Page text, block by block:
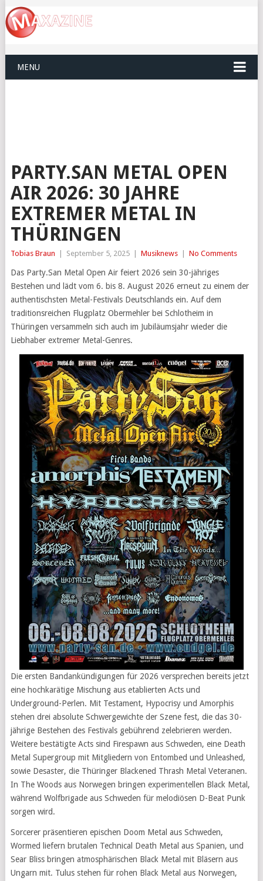
MENU
PARTY.SAN METAL OPEN
AIR 2026: 30 JAHRE
EXTREMER METAL IN
THÜRINGEN
Tobias Braun September 5, 2025 Musiknews No Comments
Das Party.San Metal Open Air feiert 2026 sein 30-jähriges
Bestehen und lädt vom 6. bis 8. August 2026 erneut zu einem der
authentischsten Metal-Festivals Deutschlands ein. Auf dem
traditionsreichen Flugplatz Obermehler bei Schlotheim in
Thüringen versammeln sich auch im Jubiläumsjahr wieder die
Liebhaber extremer Metal-Genres.
Die ersten Bandankündigungen für 2026 versprechen bereits jetzt
eine hochkarätige Mischung aus etablierten Acts und
Underground-Perlen. Mit Testament, Hypocrisy und Amorphis
stehen drei absolute Schwergewichte der Szene fest, die das 30-
jährige Bestehen des Festivals gebührend zelebrieren werden.
Weitere bestätigte Acts sind Firespawn aus Schweden, eine Death
Metal Supergroup mit Mitgliedern von Entombed und Unleashed,
sowie Desaster, die Thüringer Blackened Thrash Metal Veteranen.
In The Woods aus Norwegen bringen experimentellen Black Metal,
während Wolfbrigade aus Schweden für melodiösen D-Beat Punk
sorgen wird.
Sorcerer präsentieren epischen Doom Metal aus Schweden,
Wormed liefern brutalen Technical Death Metal aus Spanien, und
Sear Bliss bringen atmosphärischen Black Metal mit Bläsern aus
Ungarn mit. Tulus stehen für rohen Black Metal aus Norwegen,